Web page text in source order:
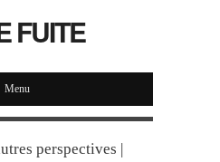
FUITE
Menu
perspectives |